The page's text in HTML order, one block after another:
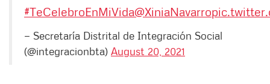
#TeCelebroEnMiVida@XiniaNavarro
— Secretaría Distrital de Integración Social
(@integracionbta) August 20, 2021